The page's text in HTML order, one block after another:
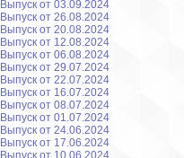
Выпуск от 03.09.2024
Выпуск от 26.08.2024
Выпуск от 20.08.2024
Выпуск от 12.08.2024
Выпуск от 06.08.2024
Выпуск от 29.07.2024
Выпуск от 22.07.2024
Выпуск от 16.07.2024
Выпуск от 08.07.2024
Выпуск от 01.07.2024
Выпуск от 24.06.2024
Выпуск от 17.06.2024
Выпуск от 10.06.2024